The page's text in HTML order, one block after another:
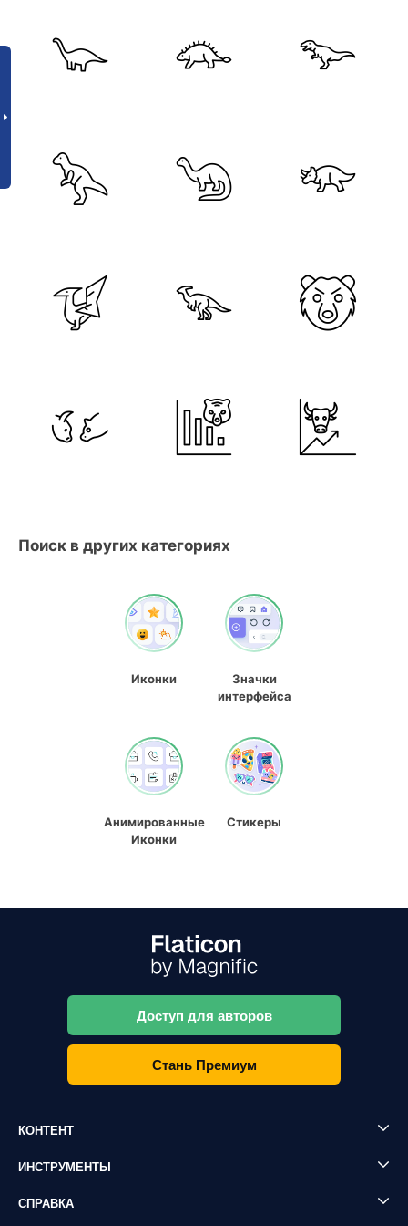
Поиск в других категориях
Иконки
Значки
интерфейса
Анимированные
Иконки
Стикеры
Доступ для авторов
Стань Премиум
КОНТЕНТ
ИНСТРУМЕНТЫ
СПРАВКА